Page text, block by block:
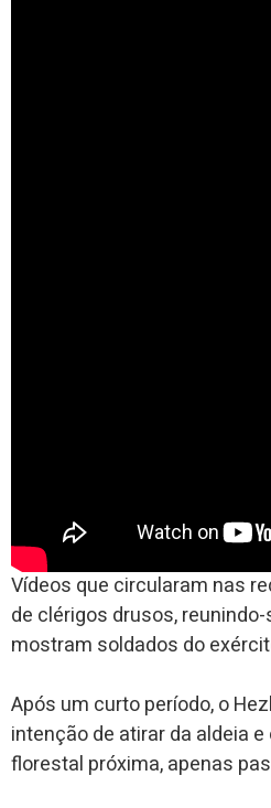
Vídeos que circularam nas
de clérigos drusos,
mostram soldados do
Após um curto período, o
intenção de atirar da aldeia
florestal próxima, apenas